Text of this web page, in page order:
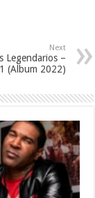
Next
Legendarios –
(Album 2022)